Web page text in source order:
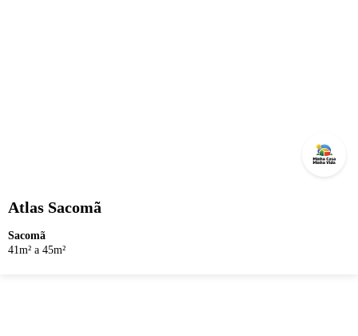
Atlas Sacomã
Sacomã
41m² a 45m²